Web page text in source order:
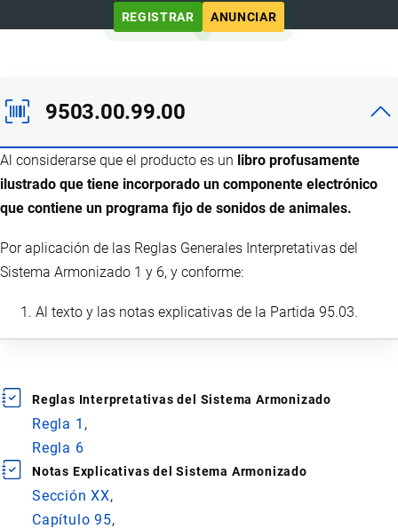
REGISTRAR
ANUNCIAR
9503.00.99.00
Al considerarse que el producto es un libro profusamente
ilustrado que tiene incorporado un componente electrónico
que contiene un programa fijo de sonidos de animales.
Por aplicación de las Reglas Generales Interpretativas del
Sistema Armonizado 1 y 6, y conforme:
Al texto y las notas explicativas de la Partida 95.03.
Reglas Interpretativas del Sistema Armonizado
Regla 1
Regla 6
Notas Explicativas del Sistema Armonizado
Sección XX
Capítulo 95